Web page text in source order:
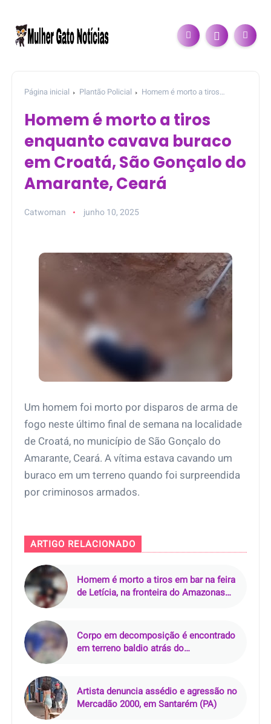
Página inicial Plantão Policial
Homem é morto a tiros
Ceará
Homem é morto a tiros
enquanto cavava buraco
em Croatá, São Gonçalo do
Amarante, Ceará
Catwoman junho 10, 2025
Um homem foi morto por disparos de arma de
fogo neste último final de semana na localidade
de Croatá, no município de São Gonçalo do
Amarante, Ceará. A vítima estava cavando um
buraco em um terreno quando foi surpreendida
por criminosos armados.
ARTIGO RELACIONADO
Homem é morto a tiros em bar na feira
de Letícia, na fronteira do Amazonas
Corpo em decomposição é encontrado
em terreno baldio atrás do
Artista denuncia assédio e agressão no
Mercadão 2000, em Santarém (PA)